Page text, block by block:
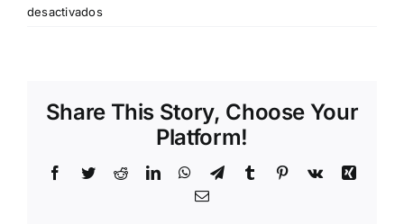
desactivadosen
la
interculturalidad
Share This Story, Choose Your
Platform!
Facebook
TwitterRedditLinkedInWhatsApp
TelegramTumblr Pinterest
Vk
Xing
Correo